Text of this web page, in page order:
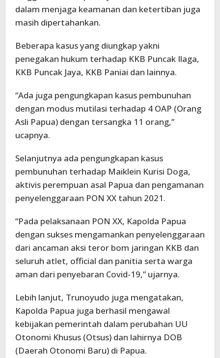
dalam menjaga keamanan dan ketertiban juga
masih dipertahankan.
Beberapa kasus yang diungkap yakni
penegakan hukum terhadap KKB Puncak Ilaga,
KKB Puncak Jaya, KKB Paniai dan lainnya.
“Ada juga pengungkapan kasus pembunuhan
dengan modus mutilasi terhadap 4 OAP (Orang
Asli Papua) dengan tersangka 11 orang,”
ucapnya.
Selanjutnya ada pengungkapan kasus
pembunuhan terhadap Maiklein Kurisi Doga,
aktivis perempuan asal Papua dan pengamanan
penyelenggaraan PON XX tahun 2021.
“Pada pelaksanaan PON XX, Kapolda Papua
dengan sukses mengamankan penyelenggaraan
dari ancaman aksi teror bom jaringan KKB dan
seluruh atlet, official dan panitia serta warga
aman dari penyebaran Covid-19,” ujarnya.
Lebih lanjut, Trunoyudo juga mengatakan,
Kapolda Papua juga berhasil mengawal
kebijakan pemerintah dalam perubahan UU
Otonomi Khusus (Otsus) dan lahirnya DOB
(Daerah Otonomi Baru) di Papua.